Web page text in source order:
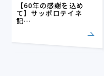
【60年の感謝を込め
て】サッポロテイネ
記…